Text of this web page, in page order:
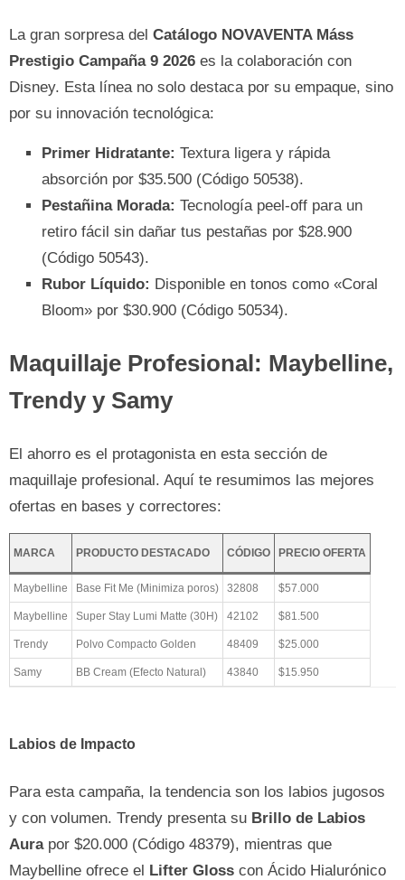
La gran sorpresa del Catálogo NOVAVENTA Máss
Prestigio Campaña 9 2026 es la colaboración con
Disney. Esta línea no solo destaca por su empaque, sino
por su innovación tecnológica:
Primer Hidratante: Textura ligera y rápida
absorción por $35.500 (Código 50538).
Pestañina Morada: Tecnología peel-off para un
retiro fácil sin dañar tus pestañas por $28.900
(Código 50543).
Rubor Líquido: Disponible en tonos como «Coral
Bloom» por $30.900 (Código 50534).
Maquillaje Profesional: Maybelline,
Trendy y Samy
El ahorro es el protagonista en esta sección de
maquillaje profesional. Aquí te resumimos las mejores
ofertas en bases y correctores:
MARCA PRODUCTO DESTACADO CÓDIGO PRECIO OFERTA
Maybelline Base Fit Me (Minimiza poros) 32808 $57.000
Maybelline Super Stay Lumi Matte (30H) 42102 $81.500
Trendy Polvo Compacto Golden 48409 $25.000
Samy BB Cream (Efecto Natural) 43840 $15.950
Labios de Impacto
Para esta campaña, la tendencia son los labios jugosos
y con volumen. Trendy presenta su Brillo de Labios
Aurapor $20.000 (Código 48379), mientras que
Maybelline ofrece el Lifter Gloss con Ácido Hialurónico